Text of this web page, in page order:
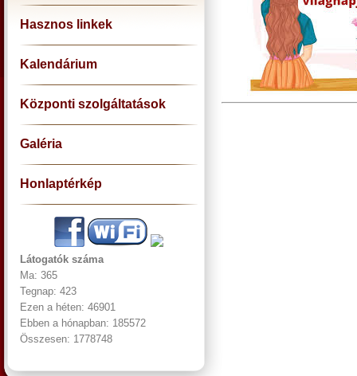
Hasznos linkek
Kalendárium
Központi szolgáltatások
Galéria
Honlaptérkép
Látogatók száma
Ma: 365
Tegnap: 423
Ezen a héten: 46901
Ebben a hónapban: 185572
Összesen: 1778748